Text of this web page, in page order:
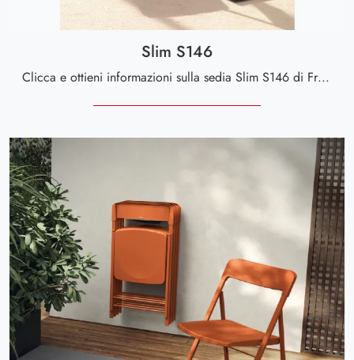
Slim S146
Clicca e ottieni informazioni sulla sedia Slim S146 di Friulsedie in plastica: le più belle Sedie pieghevoli moderne ti aspettano.